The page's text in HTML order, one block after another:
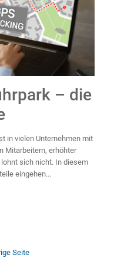
– die
in vielen Unternehmen mit
Mitarbeitern, erhöhter
sich nicht. In diesem
eingehen...
Seite